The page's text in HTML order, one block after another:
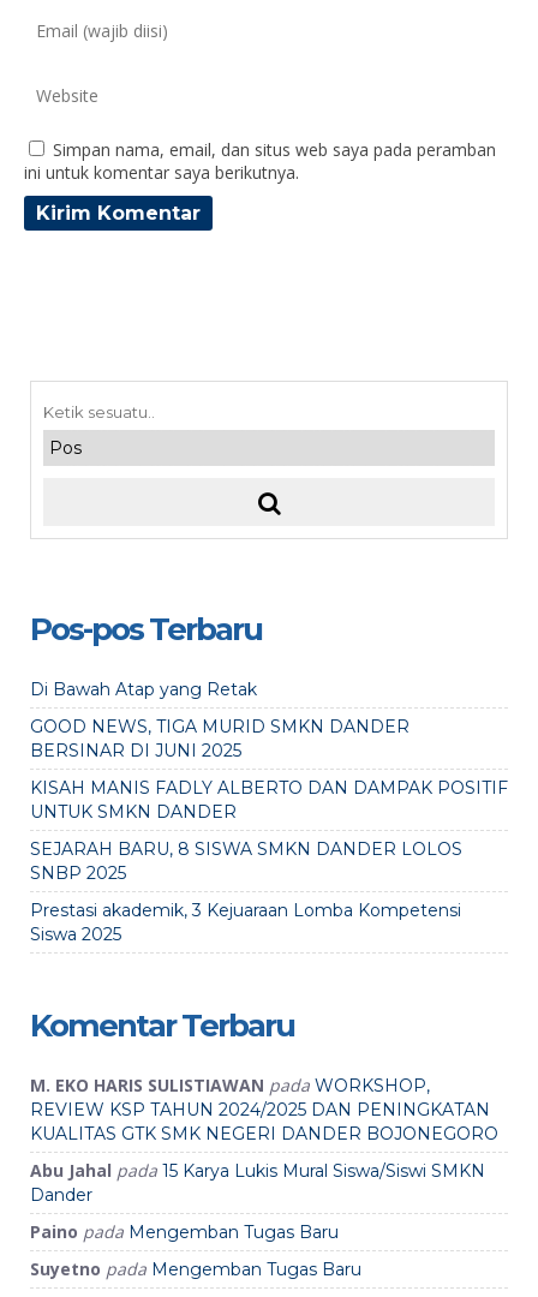
Simpan nama, email, dan situs web saya pada peramban
ini untuk komentar saya berikutnya.
Pos-pos Terbaru
Di Bawah Atap yang Retak
GOOD NEWS, TIGA MURID SMKN DANDER
BERSINAR DI JUNI 2025
KISAH MANIS FADLY ALBERTO DAN DAMPAK POSITIF
UNTUK SMKN DANDER
SEJARAH BARU, 8 SISWA SMKN DANDER LOLOS
SNBP 2025
Prestasi akademik, 3 Kejuaraan Lomba Kompetensi
Siswa 2025
Komentar Terbaru
M. EKO HARIS SULISTIAWAN pada WORKSHOP,
REVIEW KSP TAHUN 2024/2025 DAN PENINGKATAN
KUALITAS GTK SMK NEGERI DANDER BOJONEGORO
Abu Jahal pada 15 Karya Lukis Mural Siswa/Siswi SMKN
Dander
Paino pada Mengemban Tugas Baru
Suyetno pada Mengemban Tugas Baru